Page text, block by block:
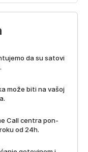
da su satovi
može biti na vašoj
Call centra pon-
od 24h.